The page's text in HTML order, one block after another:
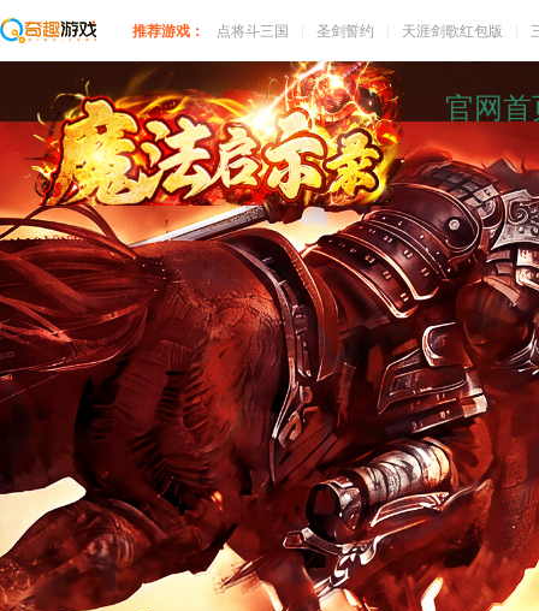
推荐游戏： 点将斗三国 圣剑誓约 天涯剑歌红包版
官网